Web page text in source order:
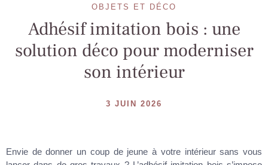
OBJETS ET DÉCO
Adhésif imitation bois : une
solution déco pour moderniser
son intérieur
3 JUIN 2026
Envie de donner un coup de jeune à votre intérieur sans vous